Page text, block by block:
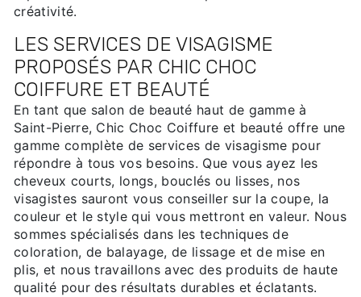
créativité.
LES SERVICES DE VISAGISME
PROPOSÉS PAR CHIC CHOC
COIFFURE ET BEAUTÉ
En tant que salon de beauté haut de gamme à
Saint-Pierre, Chic Choc Coiffure et beauté offre une
gamme complète de services de visagisme pour
répondre à tous vos besoins. Que vous ayez les
cheveux courts, longs, bouclés ou lisses, nos
visagistes sauront vous conseiller sur la coupe, la
couleur et le style qui vous mettront en valeur. Nous
sommes spécialisés dans les techniques de
coloration, de balayage, de lissage et de mise en
plis, et nous travaillons avec des produits de haute
qualité pour des résultats durables et éclatants.